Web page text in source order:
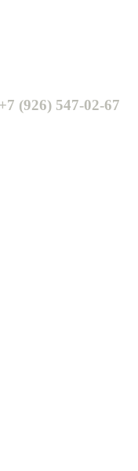
+7 (926) 547-02-67